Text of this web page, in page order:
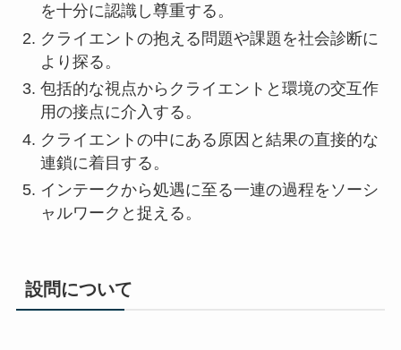
を十分に認識し尊重する。
クライエントの抱える問題や課題を社会診断に
より探る。
包括的な視点からクライエントと環境の交互作
用の接点に介入する。
クライエントの中にある原因と結果の直接的な
連鎖に着目する。
インテークから処遇に至る一連の過程をソーシ
ャルワークと捉える。
設問について